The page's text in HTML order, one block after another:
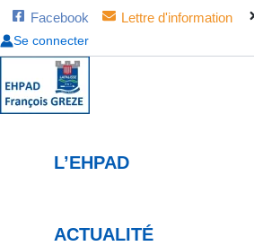
Aller
au
contenu
Facebook Lettre d'information
Se connecter
L’EHPAD
ACTUALITÉ